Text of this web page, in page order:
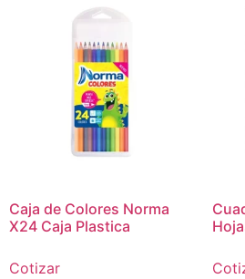
Caja de Colores Norma
X24 Caja Plastica
Cotizar